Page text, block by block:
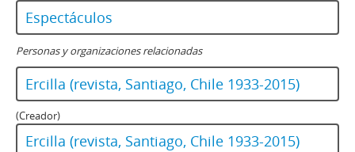
147 - Revista Ercilla. Año XXXIV, Nº 1740
148 - Revista Ercilla. Año XXXIV, Nº 1741
149 - Revista Ercilla. Año XXXIV, Nº 1742
150 - Revista Ercilla. Año XXXIV, Nº 1743
151 - Revista Ercilla. Año XXXIV, Nº 1744
152 - Revista Ercilla. Año XXXIV, Nº 1745
153 - Revista Ercilla. Año XXXIV, Nº 1746
Espectáculos
Personas y organizaciones relacionadas
Ercilla (revista, Santiago, Chile 1933-2015)
(Creador)
Ercilla (revista, Santiago, Chile 1933-2015)